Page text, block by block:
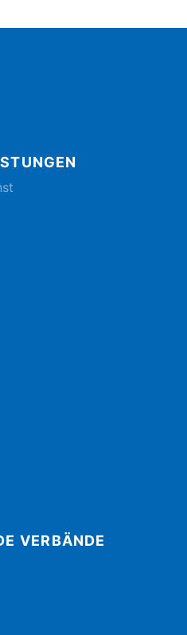
VERBÄNDE